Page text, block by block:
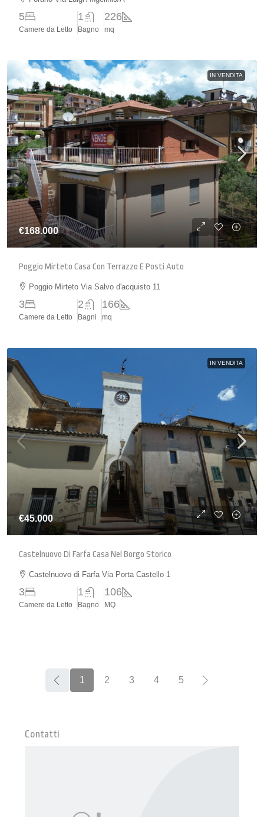
5
Camere da Letto
1
Bagno
226
mq
IN VENDITA
€168.000
Poggio Mirteto Casa Con Terrazzo E Posti Auto
Poggio Mirteto Via Salvo d'acquisto 11
3
Camere da Letto
2
Bagni
166
mq
IN VENDITA
€45.000
Castelnuovo Di Farfa Casa Nel Borgo Storico
Castelnuovo di Farfa Via Porta Castello 1
3
Camere da Letto
1
Bagno
106
MQ
1 2 3 4 5
Contatti